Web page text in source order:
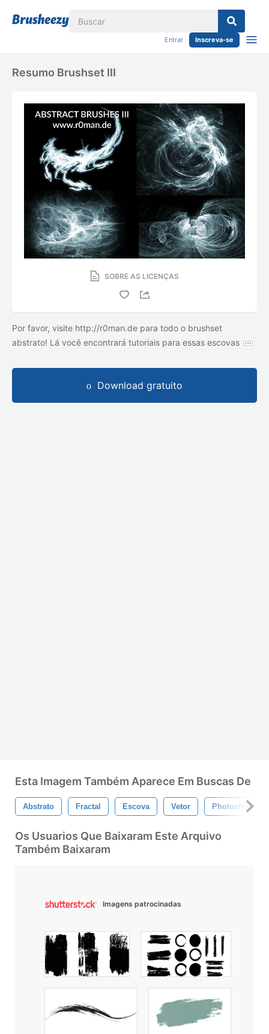
Entrar Inscreva-se
Resumo Brushset III
SOBRE AS LICENÇAS
Por favor, visite http://r0man.de para todo o brushset
abstrato! Lá você encontrará tutoriais para essas escovas
Download gratuito
Esta Imagem Também Aparece Em Buscas De
Abstrato Fractal Escova Vetor Photoshop
Os Usuarios Que Baixaram Este Arquivo
Também Baixaram
Imagens patrocinadas